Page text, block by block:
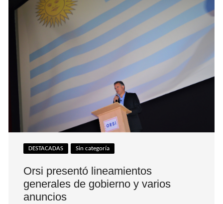
DESTACADAS Sin categoría
Orsi presentó lineamientos
generales de gobierno y varios
anuncios